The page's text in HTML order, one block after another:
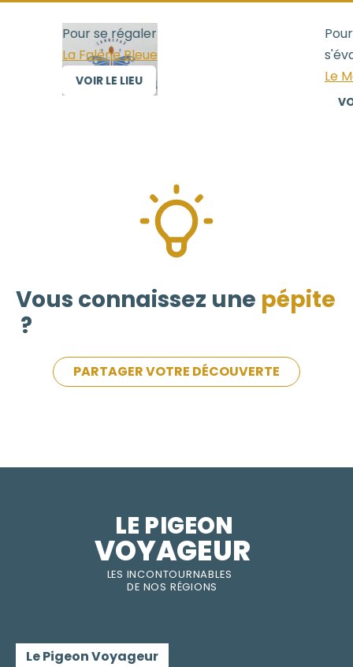
Pour se régaler, Pour se
Le Monastère de Saint-
Vous connaissez une pépite
?
PARTAGER VOTRE DÉCOUVERTE
LES INCONTOURNABLES
DE NOS RÉGIONS
LE PIGEON
VOYAGEUR
Le Pigeon Voyageur